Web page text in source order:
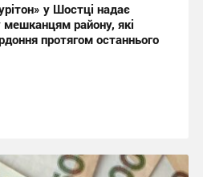
у Шостці надає
району, які
протягом останнього